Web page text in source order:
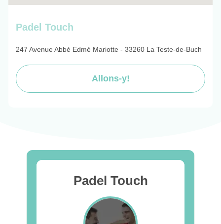
Padel Touch
247 Avenue Abbé Edmé Mariotte - 33260 La Teste-de-Buch
Allons-y!
Padel Touch